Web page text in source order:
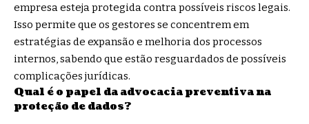
empresa esteja protegida contra possíveis riscos legais.
Isso permite que os gestores se concentrem em
estratégias de expansão e melhoria dos processos
internos, sabendo que estão resguardados de possíveis
complicações jurídicas.
Qual é o papel da advocacia preventiva na
proteção de dados?